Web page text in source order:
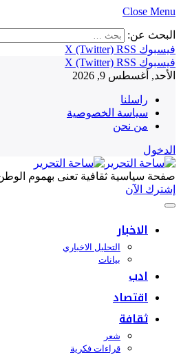
Close Menu
البحث عن:
فيسبوك
X (Twitter) RSS
فيسبوك
X (Twitter) RSS
الأحد, أغسطس 9, 2026
راسلنا
سياسة الخصوصية
من نحن
الدخول
صفحة سياسية ثقافية تعنى بهموم
إشترك الآن
الاخبار
التحليل الاخباري
بيانات
ادب
اقتصاد
ثقافة
شعر
قراءات فكرية